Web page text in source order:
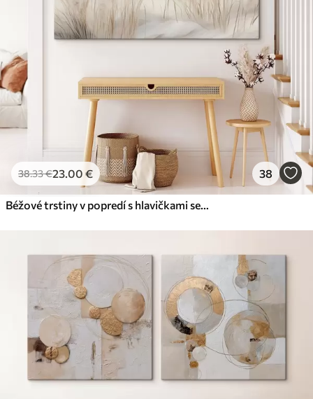
38.33€23.00 € 38
Béžové trstiny v popredí s hlavičkami semien, mäkké a jemné , rozmazané pozadie a svetlá obloha